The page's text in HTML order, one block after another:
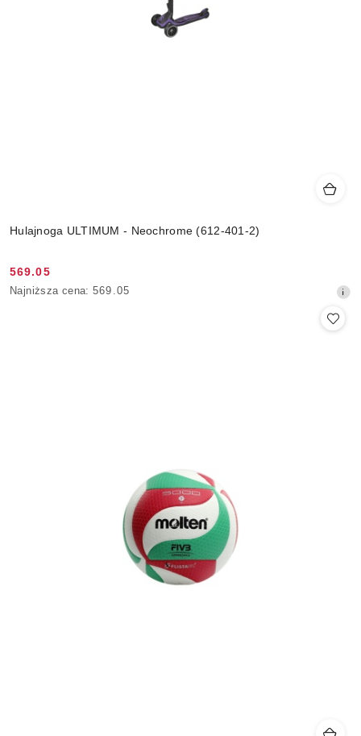
Hulajnoga ULTIMUM - Neochrome (612-401-2)
Cena
promocyjna:
569.05
Najniższa
Najniższa cena: 569.05